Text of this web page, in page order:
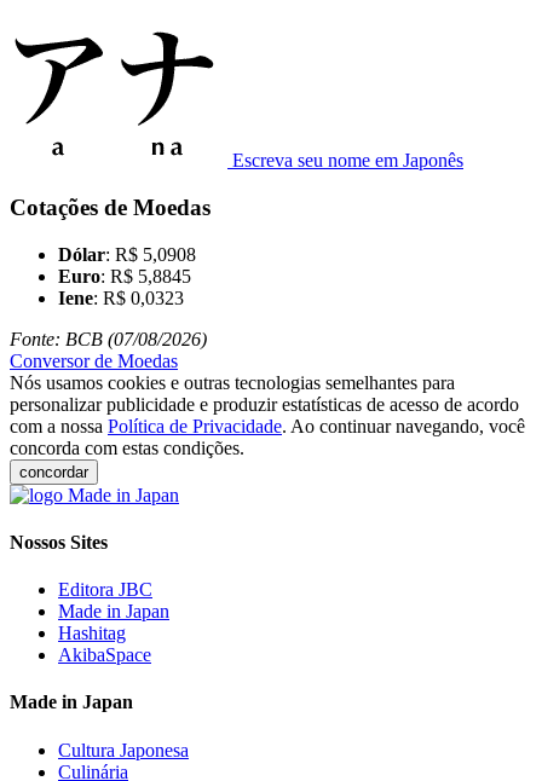
Escreva seu nome em Japonês
Cotações de Moedas
Dólar: R$ 5,0908
Euro: R$ 5,8845
Iene: R$ 0,0323
Fonte: BCB (07/08/2026)
Conversor de Moedas
Nós usamos cookies e outras tecnologias semelhantes para
personalizar publicidade e produzir estatísticas de acesso de acordo
com a nossa Política de Privacidade. Ao continuar navegando, você
concorda com estas condições.
concordar
Nossos Sites
Editora JBC
Made in Japan
Hashitag
AkibaSpace
Made in Japan
Cultura Japonesa
Culinária